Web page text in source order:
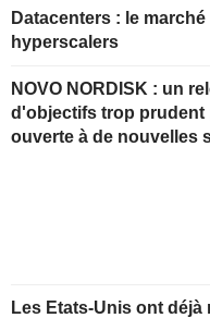
Datacenters : le
hyperscalers
NOVO NORDISK : un relèvement
d'objectifs trop prudent
ouverte à de nouvelles
Les Etats-Unis ont